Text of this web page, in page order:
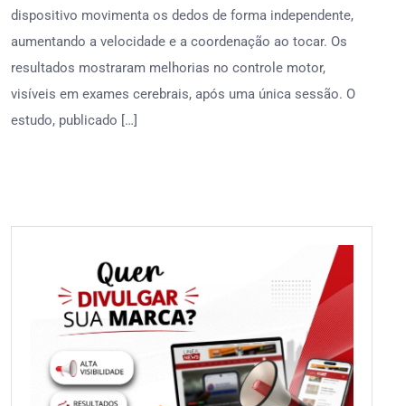
dispositivo movimenta os dedos de forma independente,
aumentando a velocidade e a coordenação ao tocar. Os
resultados mostraram melhorias no controle motor,
visíveis em exames cerebrais, após uma única sessão. O
estudo, publicado […]